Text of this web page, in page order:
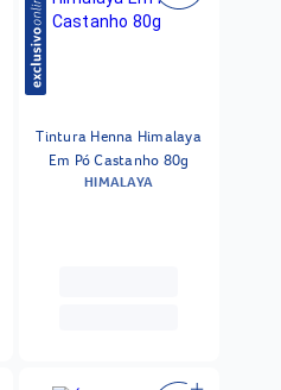
Tintura Henna Himalaya
Em Pó Castanho 80g
HIMALAYA